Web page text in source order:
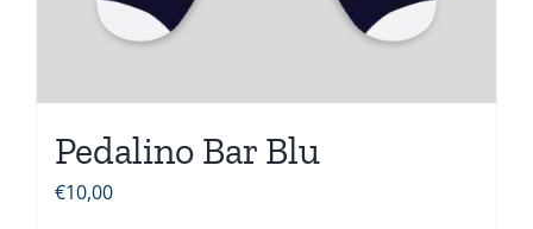
Pedalino Bar Blu
€10,00